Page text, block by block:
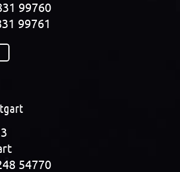
99760
99761
54770